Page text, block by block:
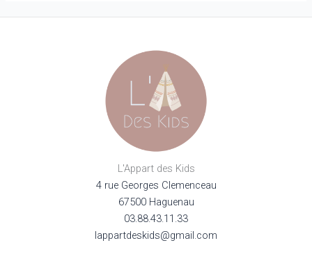
L'Appart des Kids
4 rue Georges Clemenceau
67500 Haguenau
03.88.43.11.33
lappartdeskids@gmail.com